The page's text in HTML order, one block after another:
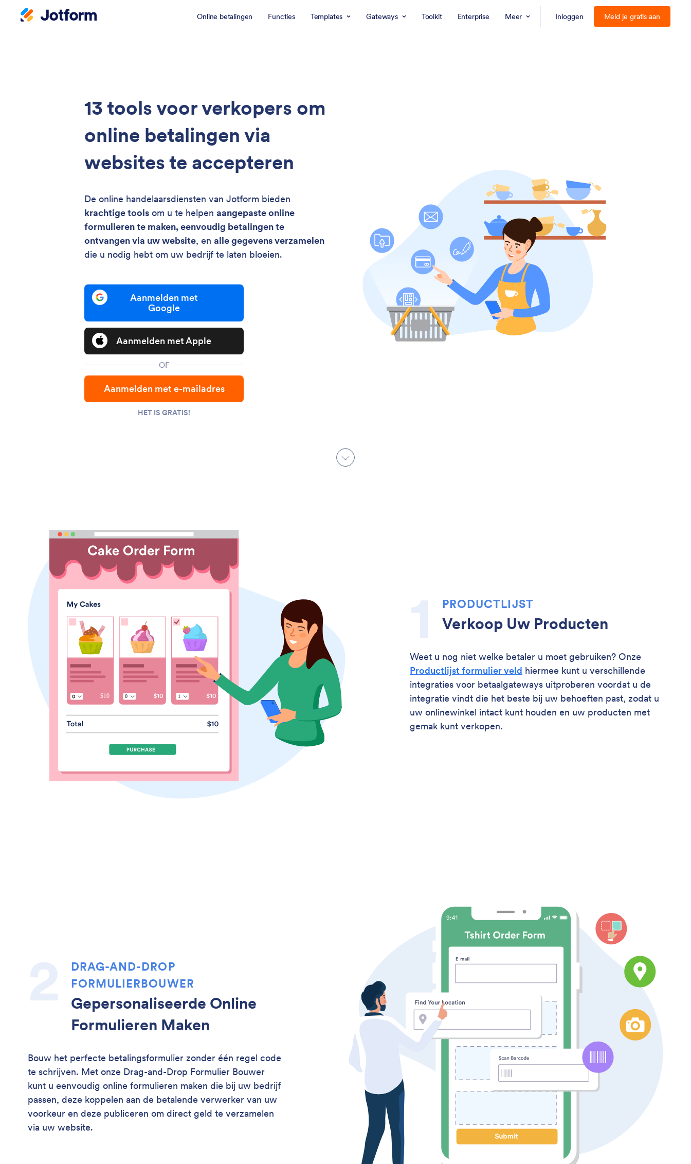
Online betalingen Functies Templates Gateways Toolkit Enterprise Meer Inloggen Meld je gratis aan
13 tools voor verkopers om
online betalingen via
websites te accepteren
De online handelaarsdiensten van Jotform bieden
krachtige tools om u te helpenaangepaste online
formulieren te maken, eenvoudig betalingen te
ontvangen via uw website, enalle gegevens verzamelen
die u nodig hebt om uw bedrijf te laten bloeien.
Aanmelden met
Google
Aanmelden met Apple
OF
Aanmelden met e-mailadres
HET IS GRATIS!
PRODUCTLIJST
Verkoop Uw Producten
Weet u nog niet welke betaler u moet gebruiken? Onze
Productlijst formulier veld hiermee kunt u verschillende
integraties voor betaalgateways uitproberen voordat u de
integratie vindt die het beste bij uw behoeften past, zodat u
uw onlinewinkel intact kunt houden en uw producten met
gemak kunt verkopen.
DRAG-AND-DROP
FORMULIERBOUWER
Gepersonaliseerde Online
Formulieren Maken
Bouw het perfecte betalingsformulier zonder één regel code
te schrijven. Met onze Drag-and-Drop Formulier Bouwer
kunt u eenvoudig online formulieren maken die bij uw bedrijf
passen, deze koppelen aan de betalende verwerker van uw
voorkeur en deze publiceren om direct geld te verzamelen
via uw website.